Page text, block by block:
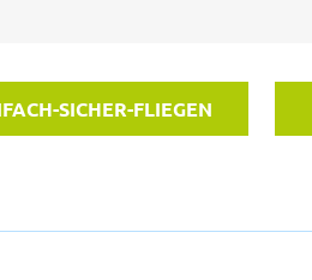
SICHER-FLIEGEN